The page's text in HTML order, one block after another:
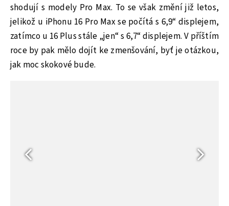
shodují s modely Pro Max. To se však změní již letos,
jelikož u iPhonu 16 Pro Max se počítá s 6,9“ displejem,
zatímco u 16 Plus stále „jen“ s 6,7“ displejem. V příštím
roce by pak mělo dojít ke zmenšování, byť je otázkou,
jak moc skokové bude.